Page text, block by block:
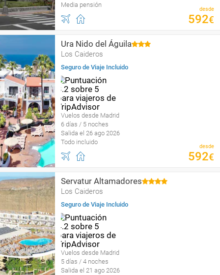
Media pensión
desde
592€
Ura Nido del Águila
Los Caideros
Seguro de Viaje Incluido
Vuelos desde Madrid
6 días / 5 noches
Salida el 26 ago 2026
Todo incluido
desde
592€
Servatur Altamadores
Los Caideros
Seguro de Viaje Incluido
Vuelos desde Madrid
5 días / 4 noches
Salida el 21 ago 2026